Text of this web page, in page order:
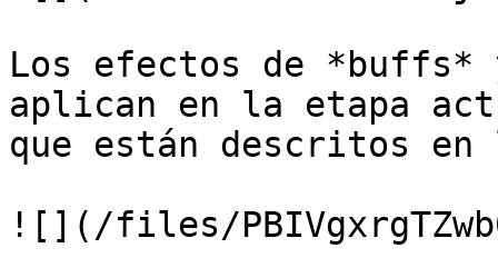
Los efectos de *buffs*
aplican en la etapa
que están descritos
![](/files/